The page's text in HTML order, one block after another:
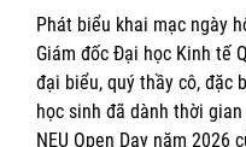
Phát biểu khai mạc ngày
Giám đốc Đại học Kinh tế
đại biểu, quý thầy cô, đặc
học sinh đã dành thời
NEU Open Day năm 2026